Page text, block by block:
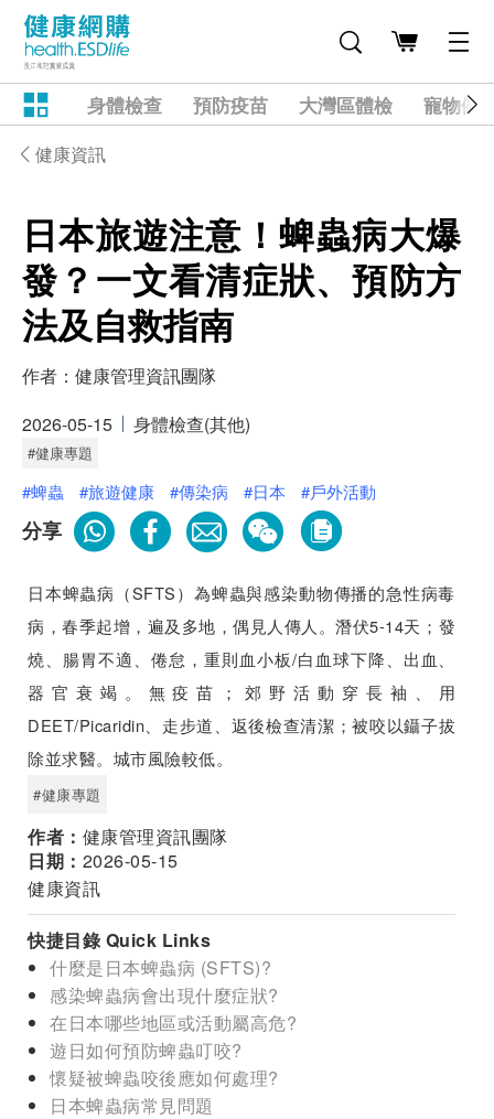
身體檢查 預防疫苗 大灣區體檢 寵物健
健康資訊
日本旅遊注意！蜱蟲病大爆
發？一文看清症狀、預防方
法及自救指南
作者： 健康管理資訊團隊
2026-05-15
身體檢查(其他)
#健康專題
#蜱蟲 #旅遊健康 #傳染病 #日本 #戶外活動
分享
日本蜱蟲病（SFTS）為蜱蟲與感染動物傳播的急性病毒
病，春季起增，遍及多地，偶見人傳人。潛伏5-14天；發
燒、腸胃不適、倦怠，重則血小板/白血球下降、出血、
器官衰竭。無疫苗；郊野活動穿長袖、用
DEET/Picaridin、走步道、返後檢查清潔；被咬以鑷子拔
除並求醫。城市風險較低。
#健康專題
作者： 健康管理資訊團隊
日期： 2026-05-15
健康資訊
快捷目錄 Quick Links
什麼是日本蜱蟲病 (SFTS)?
感染蜱蟲病會出現什麼症狀?
在日本哪些地區或活動屬高危?
遊日如何預防蜱蟲叮咬?
懷疑被蜱蟲咬後應如何處理?
日本蜱蟲病常見問題